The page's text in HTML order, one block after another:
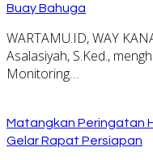
Buay Bahuga
WARTAMU.ID, WAY
Asalasiyah, S.Ked.,
Monitoring…
Matangkan Peringatan
Gelar Rapat Persiapan